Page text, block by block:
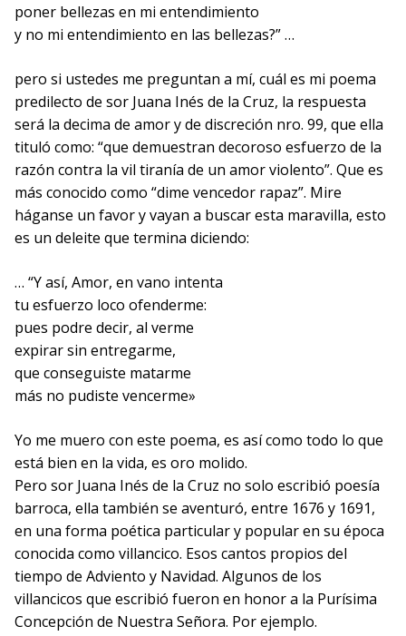
poner bellezas en mi entendimiento
y no mi entendimiento en las bellezas?” …
pero si ustedes me preguntan a mí, cuál es mi poema
predilecto de sor Juana Inés de la Cruz, la respuesta
será la decima de amor y de discreción nro. 99, que ella
tituló como: “que demuestran decoroso esfuerzo de la
razón contra la vil tiranía de un amor violento”. Que es
más conocido como “dime vencedor rapaz”. Mire
háganse un favor y vayan a buscar esta maravilla, esto
es un deleite que termina diciendo:
… “Y así, Amor, en vano intenta
tu esfuerzo loco ofenderme:
pues podre decir, al verme
expirar sin entregarme,
que conseguiste matarme
más no pudiste vencerme»
Yo me muero con este poema, es así como todo lo que
está bien en la vida, es oro molido.
Pero sor Juana Inés de la Cruz no solo escribió poesía
barroca, ella también se aventuró, entre 1676 y 1691,
en una forma poética particular y popular en su época
conocida como villancico. Esos cantos propios del
tiempo de Adviento y Navidad. Algunos de los
villancicos que escribió fueron en honor a la Purísima
Concepción de Nuestra Señora. Por ejemplo.